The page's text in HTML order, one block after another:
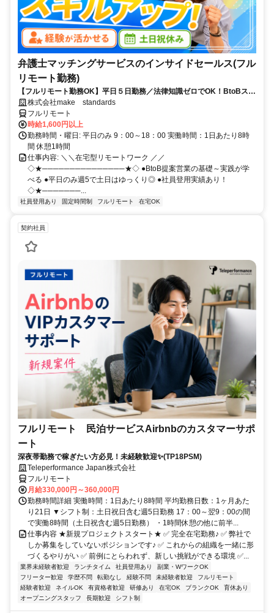
弁護士マッチングサービスのインサイドセールス(フル
リモート勤務)
【フルリモート勤務OK】平日５日勤務／法律知識ゼロでOK！BtoBスキ
ルが身につく営業職
株式会社make standards
フルリモート
時給1,600円以上
勤務時間・曜日: 平日のみ 9：00～18：00 実働時間：1日あたり8時
間 休憩1時間
仕事内容: ＼＼在宅型リモートワーク ／／
◇★───────────────★◇ ●BtoB提案営業の基礎～実践が学
べる ●平日のみ週5で土日はゆっくり◎ ●社員登用実績あり！
◇★───────...
社員登用あり 固定時間制 フルリモート 在宅OK
契約社員
フルリモート 民泊サービスAirbnbのカスタマーサポ
ート
深夜帯勤務で稼ぎたい方必見！未経験歓迎✨(TP18PSM)
Teleperformance Japan株式会社
フルリモート
月給330,000円～360,000円
勤務時間詳細 実働時間：1日あたり8時間 平均勤務日数：1ヶ月あた
り21日 ▼シフト制：土日祝日含む週5日勤務 17：00～翌9：00の間
で実働8時間（土日祝含む週5日勤務） ・1時間休憩の他に前半...
仕事内容 ★新規プロジェクトスタート★ ✅ 完全在宅勤務♪ ✅ 弊社で
しか募集をしていないポジションです♪ ✅ これからの組織を一緒に形
づくるやりがい ✅ 前例にとらわれず、新しい挑戦ができる環境 ✅...
業界未経験者歓迎 ランチタイム 社員登用あり
副業・WワークOK
フリーター歓迎
学歴不問 転勤なし 経験不問 未経験者歓迎
フルリモート
経験者歓迎
ネイルOK 有資格者歓迎 研修あり 在宅OK ブランクOK
育休あり
オープニングスタッフ
長期歓迎 シフト制